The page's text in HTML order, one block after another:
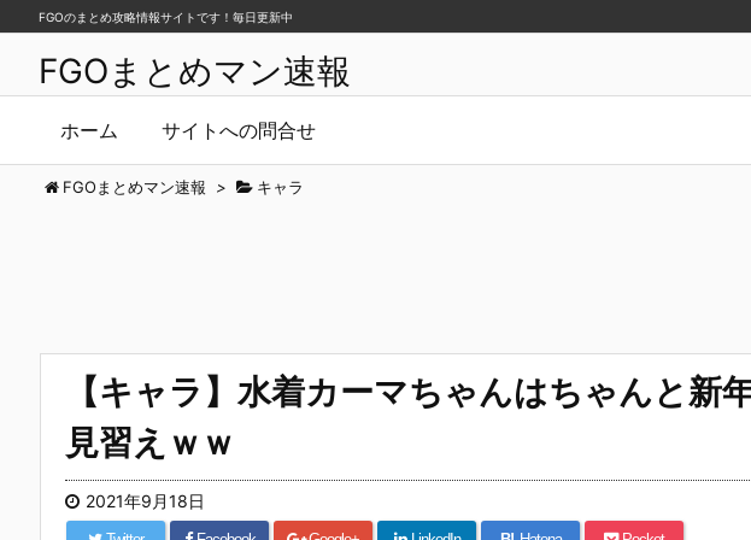
FGOまとめマン速報
ホーム サイトへの問合せ
FGOのまとめ攻略情報サイトです！毎日更新中
FGOまとめマン速報 > キャラ
【キャラ】水着カーマちゃんはちゃんと新
見習えｗｗ
2021年9月18日